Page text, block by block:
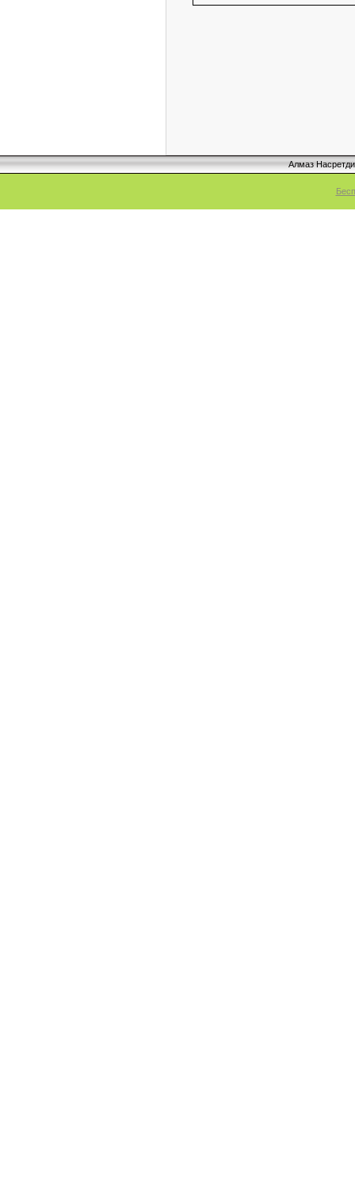
Алмаз